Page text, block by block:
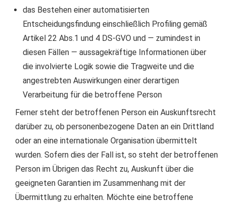
das Bestehen einer automatisierten
Entscheidungsfindung einschließlich Profiling gemäß
Artikel 22 Abs.1 und 4 DS-GVO und — zumindest in
diesen Fällen — aussagekräftige Informationen über
die involvierte Logik sowie die Tragweite und die
angestrebten Auswirkungen einer derartigen
Verarbeitung für die betroffene Person
Ferner steht der betroffenen Person ein Auskunftsrecht
darüber zu, ob personenbezogene Daten an ein Drittland
oder an eine internationale Organisation übermittelt
wurden. Sofern dies der Fall ist, so steht der betroffenen
Person im Übrigen das Recht zu, Auskunft über die
geeigneten Garantien im Zusammenhang mit der
Übermittlung zu erhalten. Möchte eine betroffene